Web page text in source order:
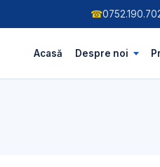
☎
Acasă Despre noi